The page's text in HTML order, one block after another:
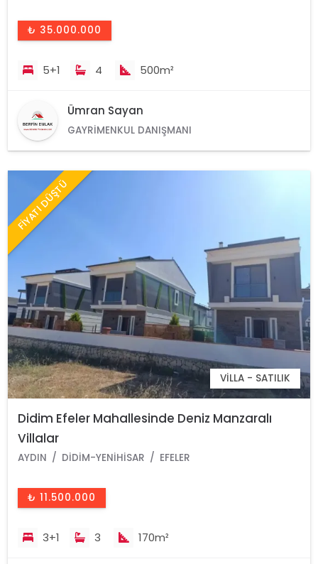
₺ 35.000.000
5+1 4 500m²
Ümran Sayan
GAYRIMENKUL DANIŞMANI
FİYATI DÜŞTÜ
VILLA - SATILIK
Didim Efeler Mahallesinde Deniz Manzaralı
Villalar
AYDIN DIDIM-YENIHISAR EFELER
₺ 11.500.000
3+1 3 170m²